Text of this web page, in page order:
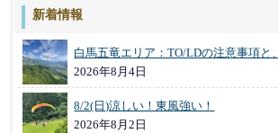
新着情報
白馬五竜エリア：TO/LDの注意事項と
2026年8月4日
8/2(日)涼しい！東風強い！
2026年8月2日